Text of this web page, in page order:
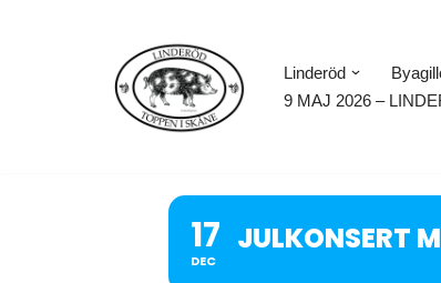
Linderöd
9 MAJ 2026 –
17
DEC
JULKONSERT